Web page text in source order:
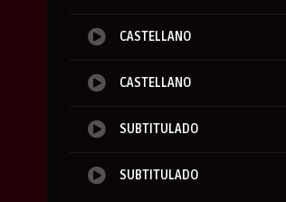
CASTELLANO
CASTELLANO
SUBTITULADO
SUBTITULADO